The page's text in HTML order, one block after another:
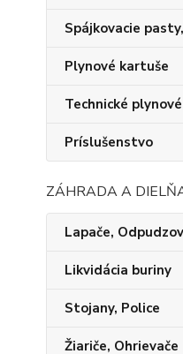
Spájkovacie
Plynové kartuše
Technické
Príslušenstvo
ZÁHRADA A
Lapače,
Likvidácia buriny
Stojany, Police
Žiariče, Ohrievače